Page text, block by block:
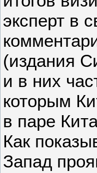
эксперт в
(издания
и в них
которым
в паре
Как
Запад